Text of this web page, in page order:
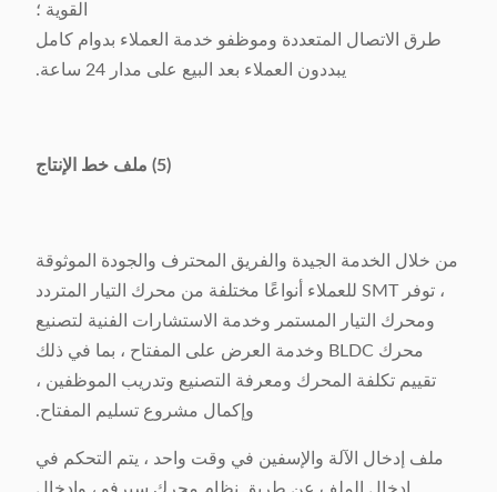
القوية ؛
طرق الاتصال المتعددة وموظفو خدمة العملاء بدوام كامل
يبددون العملاء بعد البيع على مدار 24 ساعة.
(5) ملف خط الإنتاج
من خلال الخدمة الجيدة والفريق المحترف والجودة الموثوقة
، توفر SMT للعملاء أنواعًا مختلفة من محرك التيار المتردد
ومحرك التيار المستمر وخدمة الاستشارات الفنية لتصنيع
محرك BLDC وخدمة العرض على المفتاح ، بما في ذلك
تقييم تكلفة المحرك ومعرفة التصنيع وتدريب الموظفين ،
وإكمال مشروع تسليم المفتاح.
ملف إدخال الآلة والإسفين في وقت واحد ، يتم التحكم في